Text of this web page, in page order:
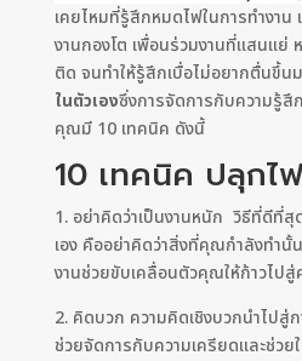
เคยไหมที่รู้สึกหมดไฟในการทำงา
งานกองโต เพื่อนร่วมงานที่แสนแ
ติด จนทำให้รู้สึกเบื่อไม่อยากตื่นขึ้น
ในตัวเองซึ่งการจัดการกับความรู้สึ
คุณมี 10 เทคนิค ดังนี้
10 เทคนิค ปลุกไ
1. อย่าคิดว่าเป็นงานหนัก วิธีที่ดีที่สุ
เอง คืออย่าคิดว่าสิ่งที่คุณกำลังทำนั้
งานช่วยขับเคลื่อนตัวคุณให้ก้าวไปสู่
2. คิดบวก ความคิดเชิงบวกนำไปสู่ก
ช่วยจัดการกับความเครียดและช่ว